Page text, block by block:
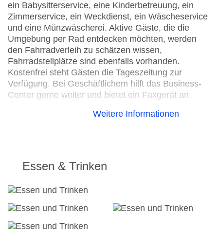
ein Babysitterservice, eine Kinderbetreuung, ein
Zimmerservice, ein Weckdienst, ein Wäscheservice
und eine Münzwäscherei. Aktive Gäste, die die
Umgebung per Rad entdecken möchten, werden
den Fahrradverleih zu schätzen wissen,
Fahrradstellplätze sind ebenfalls vorhanden.
Kostenfrei steht Gästen die Tageszeitung zur
Verfügung. Bei Geschäftlichem hilft das Business-
Center gerne weiter und bietet ein Faxgerät an.
Konferenzraum
Garage
Hotelsafe
WLAN/WiFi im Hotel
Anzahl der Konferenzräume: 1
Weitere Informationen
Essen & Trinken